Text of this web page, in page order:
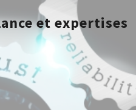
et expertises